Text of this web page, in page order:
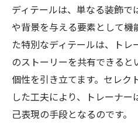
選びのコツ
自分らしさを強調
トレーナー選び
セレクトショップ
要なポイント
個性を引き出すト
なし方
ディテールは、単なる装飾
や背景を与える要素として機
た特別なディテールは、ト
のストーリーを共有できる
個性を引き立てます。セレク
した工夫により、トレーナー
己表現の手段となるのです。